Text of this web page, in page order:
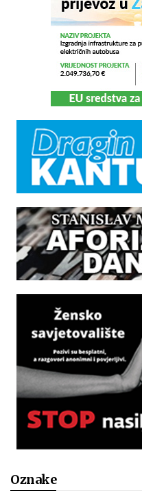
Oznake